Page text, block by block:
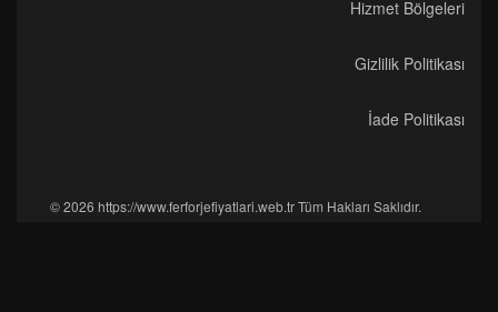
Hizmet Bölgeleri
Gizlilik Politikası
İade Politikası
© 2026 https://www.ferforjefiyatlari.web.tr Tüm Hakları Saklıdır.